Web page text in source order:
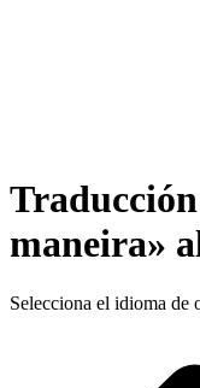
maneira»
Selecciona el idioma de